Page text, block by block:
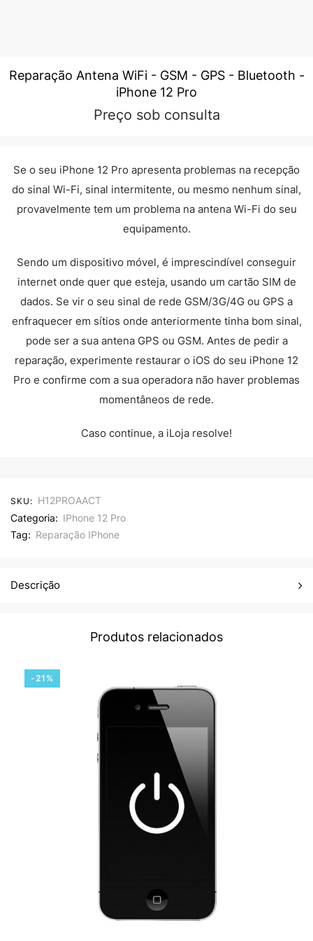
Reparação Antena WiFi - GSM - GPS - Bluetooth -
iPhone 12 Pro
Preço sob consulta
Se o seu iPhone 12 Pro apresenta problemas na recepção
do sinal Wi-Fi, sinal intermitente, ou mesmo nenhum sinal,
provavelmente tem um problema na antena Wi-Fi do seu
equipamento.
Sendo um dispositivo móvel, é imprescindível conseguir
internet onde quer que esteja, usando um cartão SIM de
dados. Se vir o seu sinal de rede GSM/3G/4G ou GPS a
enfraquecer em sítios onde anteriormente tinha bom sinal,
pode ser a sua antena GPS ou GSM. Antes de pedir a
reparação, experimente restaurar o iOS do seu iPhone 12
Pro e confirme com a sua operadora não haver problemas
momentâneos de rede.
Caso continue, a iLoja resolve!
SKU: H12PROAACT
Categoria: IPhone 12 Pro
Tag: Reparação IPhone
Descrição
Produtos relacionados
-21%